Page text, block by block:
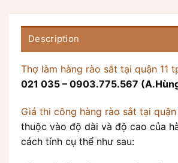
Description
Thợ làm hàng rào sắt tại quận 11
021 035 – 0903.775.567
Giá thi công hàng rào sắt tại quận
thuộc vào độ dài và độ cao của
cách tính cụ thể như sau: